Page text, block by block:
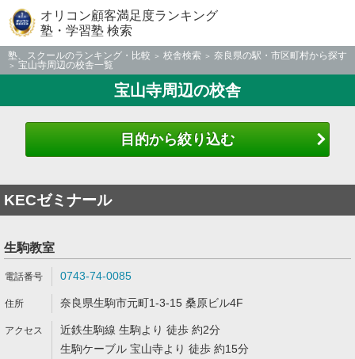
オリコン顧客満足度ランキング
塾・学習塾 検索
塾、スクールのランキング・比較 校舎検索
奈良県の駅・市区町村から探す
宝山寺周辺の校舎一覧
宝山寺周辺の校舎
目的から絞り込む
KECゼミナール
生駒教室
0743-74-0085
奈良県生駒市元町1-3-15 桑原ビル4F
近鉄生駒線 生駒より 徒歩 約2分
生駒ケーブル 宝山寺より 徒歩 約15分